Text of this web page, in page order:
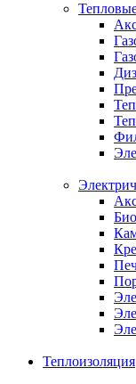
Теплоизоляция